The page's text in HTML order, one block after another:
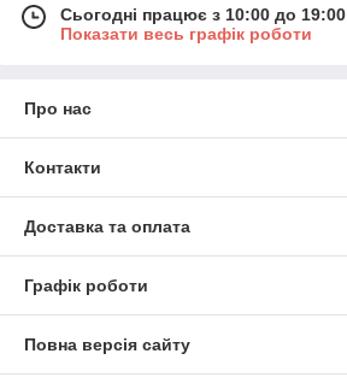
Сьогодні працює з 10:00 до 19:00
Показати весь графік роботи
Про нас
Контакти
Доставка та оплата
Графік роботи
Повна версія сайту